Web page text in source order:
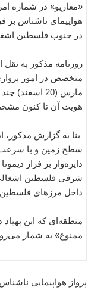
«معاریو» در شماره
هواپیمای ناشناس بر
در جنوب فلسطین
مارس (20
هویت آن تا کنون
دایره‌وار بر فراز
شرقی فلسطین اشغالی
داخل مرزهای
منطقه‌ای که این پهپاد
ممنوع» به شمار
پرواز هواپیمایی